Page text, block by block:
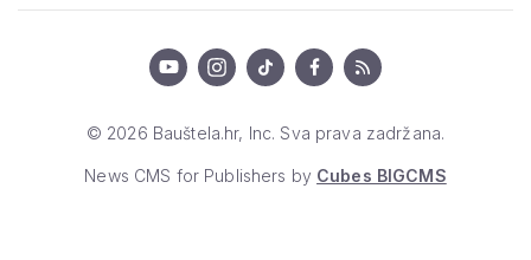
© 2026 Bauštela.hr, Inc. Sva prava zadržana.
News CMS for Publishers by Cubes BIGCMS